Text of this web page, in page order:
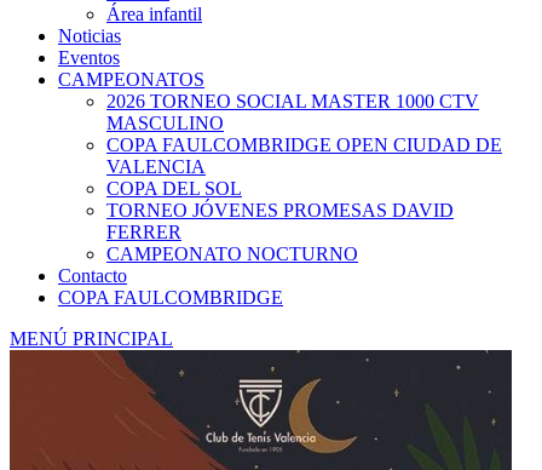
Área infantil
Noticias
Eventos
CAMPEONATOS
2026 TORNEO SOCIAL MASTER 1000 CTV
MASCULINO
COPA FAULCOMBRIDGE OPEN CIUDAD DE
VALENCIA
COPA DEL SOL
TORNEO JÓVENES PROMESAS DAVID
FERRER
CAMPEONATO NOCTURNO
Contacto
COPA FAULCOMBRIDGE
MENÚ PRINCIPAL